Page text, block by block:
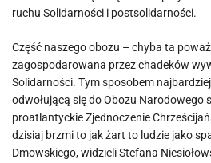
ruchu Solidarności i postsolidarności.
Część naszego obozu – chyba ta
zagospodarowana przez chadeków
Solidarności. Tym sposobem
odwołującą się do Obozu Narodowego
proatlantyckie Zjednoczenie
dzisiaj brzmi to jak żart to ludzie jako
Dmowskiego, widzieli Stefana